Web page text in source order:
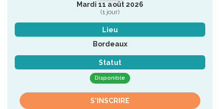
Mardi 11 août 2026
(1 jour)
Lieu
Bordeaux
Statut
Disponible
S'INSCRIRE